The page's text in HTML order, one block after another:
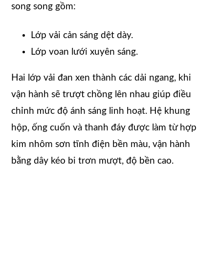
song song gồm:
Lớp vải cản sáng dệt dày.
Lớp voan lưới xuyên sáng.
Hai lớp vải đan xen thành các dải ngang, khi
vận hành sẽ trượt chồng lên nhau giúp điều
chỉnh mức độ ánh sáng linh hoạt. Hệ khung
hộp, ống cuốn và thanh đáy được làm từ hợp
kim nhôm sơn tĩnh điện bền màu, vận hành
bằng dây kéo bi trơn mượt, độ bền cao.